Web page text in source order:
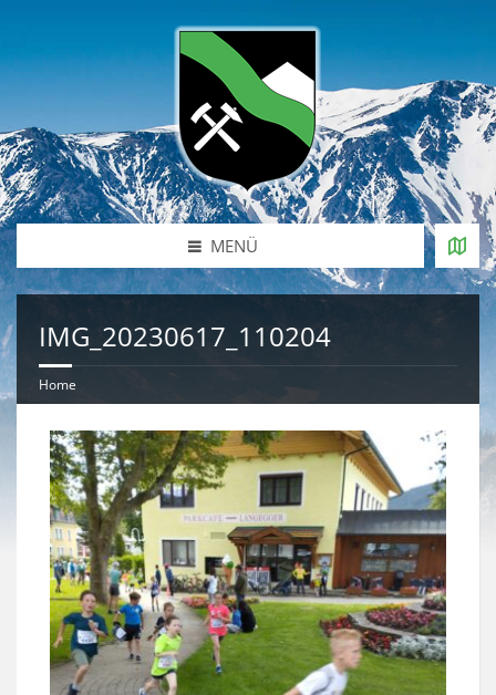
MENÜ
IMG_20230617_110204
Home